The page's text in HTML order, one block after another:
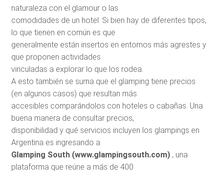
naturaleza con el glamour o las
comodidades de un hotel. Si bien hay de diferentes tipos,
lo que tienen en común es que
generalmente están insertos en entornos más agrestes y
que proponen actividades
vinculadas a explorar lo que los rodea.
A esto también se suma que el glamping tiene precios
(en algunos casos) que resultan más
accesibles comparándolos con hoteles o cabañas. Una
buena manera de consultar precios,
disponibilidad y qué servicios incluyen los glampings en
Argentina es ingresando a
Glamping South (www.glampingsouth.com), una
plataforma que reúne a más de 400